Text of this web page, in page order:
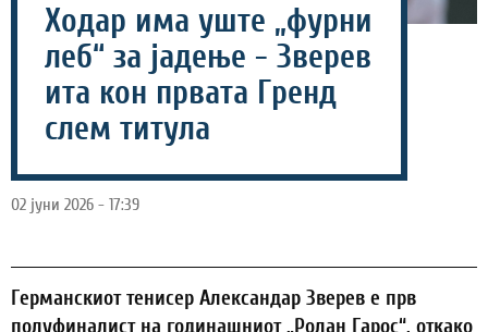
Ходар има уште „фурни
леб“ за јадење - Зверев
ита кон првата Гренд
слем титула
02 јуни 2026 - 17:39
Германскиот тенисер Александар Зверев е прв
полуфиналист на годинашниот „Ролан Гарос“, откако